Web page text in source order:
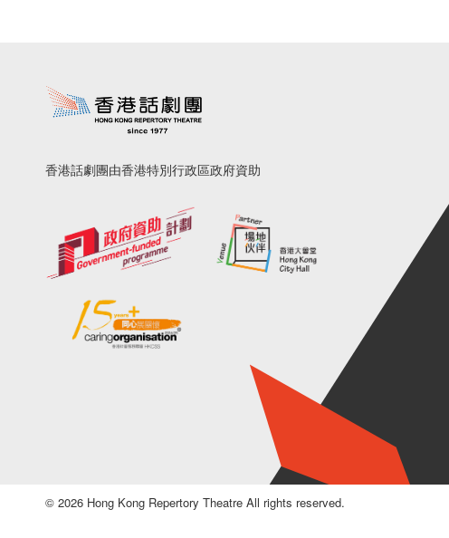
香港話劇團由香港特別行政區政府資助
© 2026 Hong Kong Repertory Theatre All rights reserved.